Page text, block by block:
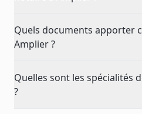
Quels documents apporter
Amplier ?
Quelles sont les spécialités
?